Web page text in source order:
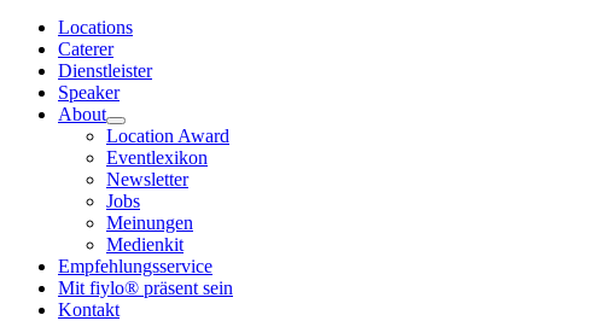
Locations
Caterer
Dienstleister
Speaker
About
Location Award
Eventlexikon
Newsletter
Jobs
Meinungen
Medienkit
Empfehlungsservice
Mit fiylo® präsent sein
Kontakt